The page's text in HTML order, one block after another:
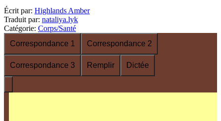
Écrit par: Highlands Amber
Traduit par: nataliya.lyk
Catégorie: Corps/Santé
Correspondance 1
Correspondance 2
Correspondance 3 Remplir Dictée